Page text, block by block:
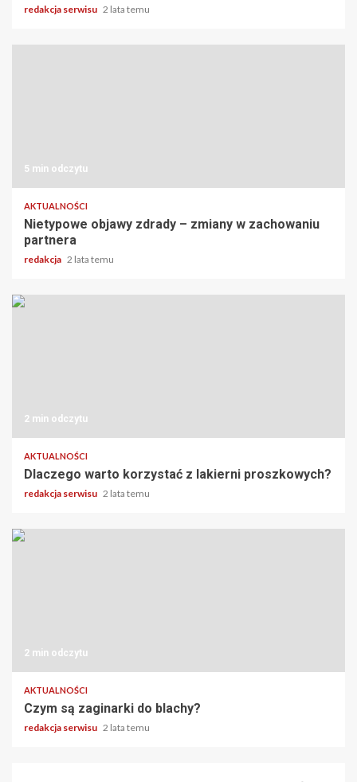
redakcja serwisu 2 lata temu
5 min odczytu
AKTUALNOŚCI
Nietypowe objawy zdrady – zmiany w zachowaniu
partnera
redakcja 2 lata temu
2 min odczytu
AKTUALNOŚCI
Dlaczego warto korzystać z lakierni proszkowych?
redakcja serwisu 2 lata temu
2 min odczytu
AKTUALNOŚCI
Czym są zaginarki do blachy?
redakcja serwisu 2 lata temu